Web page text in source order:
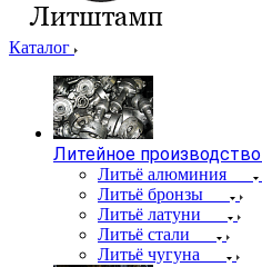
Каталог
Литейное производство
Литьё алюминия
Литьё бронзы
Литьё латуни
Литьё стали
Литьё чугуна